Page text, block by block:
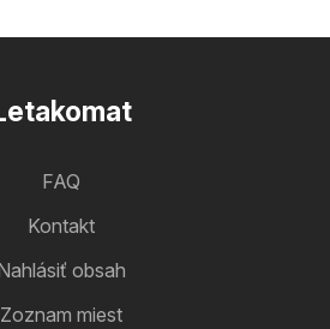
FAQ
Kontakt
obsah
Zoznam miest